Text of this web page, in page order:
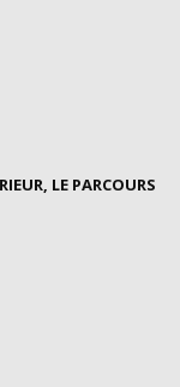
LE PARCOURS